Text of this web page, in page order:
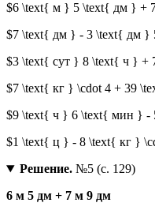
$6 \text{ м } 5 \text{ дм } +
$7 \text{ дм } - 3 \text{ дм }
$3 \text{ сут } 8 \text{ ч } +
$7 \text{ кг } \cdot 4 + 39
$9 \text{ ч } 6 \text{ мин }
$1 \text{ ц } - 8 \text{ кг }
Решение.№5 (с. 129)
6 м 5 дм + 7 м 9 дм